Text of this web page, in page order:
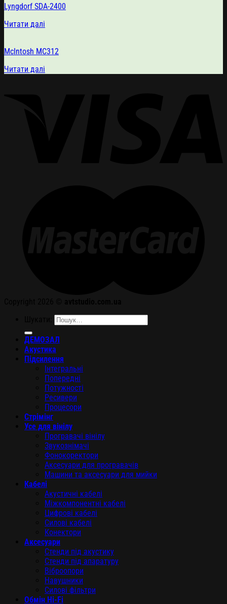
Lyngdorf SDA-2400
Читати далі
McIntosh MC312
Читати далі
ДЕМОЗАЛ
Акустика
Підсилення
Інтегральні
Попередні
Потужності
Ресивери
Процесори
Стрімінг
Усе для вінілу
Програвачі вінілу
Звукознімачі
Фонокоректори
Аксесуари для програвачів
Машини та аксесуари для мийки
Кабелі
Акустичні кабелі
Міжкомпонентні кабелі
Цифрові кабелі
Силові кабелі
Конектори
Аксесуари
Стенди під акустику
Стенди під апаратуру
Віброопори
Навушники
Силові фільтри
Обмін Hi-Fi